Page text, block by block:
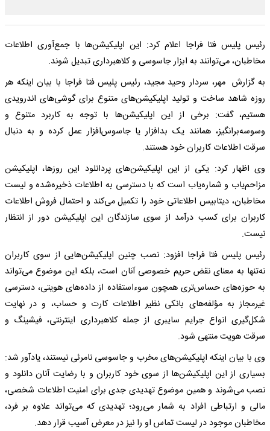
رئیس پلیس فتا فراجا اعلام کرد: این اپلیکیشن‌ها با جمع‌آوری اطلاعات
مخاطبان، می‌توانند به ابزار جاسوسی و کلاهبرداری تبدیل شوند.
به گزارش مهر، سردار وحید مجید، رئیس پلیس فتا فراجا با بیان اینکه هر
روزه شاهد ساخت و تولید اپلیکیشن‌های متنوع برای گوشی‌های اندرویدی
هستیم، گفت: برخی از این اپلیکیشن‌ها با توجه به کاربرد متنوع و
وسوسه‌برانگیز، همانند یک بدافزار یا جاسوس‌افزار عمل کرده و به دنبال
سرقت اطلاعات کاربران خود هستند.
وی اظهار کرد: یکی از این اپلیکیشن‌های پردانلود این روزها، اپلیکیشن
مزاحم‌یاب و شماره‌یاب است که با دسترسی به اطلاعات ذخیره‌شده و لیست
مخاطبان، دیتابیس اطلاعاتی خود را تکمیل می‌کند و احتمال فروش اطلاعات
کاربران برای کسب درآمد از سوی سازندگان این اپلیکیشن دور از انتظار
نیست.
رئیس پلیس فتا فراجا افزود: نصب چنین اپلیکیشن‌هایی از سوی کاربران
نه‌تنها به معنای نقض حریم خصوصی آنان است، بلکه این موضوع می‌تواند
به حوزه‌های حساس‌تری همچون سوءاستفاده از داده‌های هویتی، دسترسی
غیرمجاز به مؤلفه‌های بانکی نظیر اطلاعات کارت و حساب، و در نهایت
شکل‌گیری انواع جرایم سایبری از جمله کلاهبرداری اینترنتی، فیشینگ و
سرقت هویت منتهی شود.
وی با بیان اینکه اپلیکیشن‌های مخرب و جاسوسی نامرئی نیستند، یادآور شد:
بسیاری از این اپلیکیشن‌ها از سوی خود کاربران و با رضایت آنان دانلود و
نصب می‌شوند و همین موضوع تهدیدی جدی برای امنیت اطلاعات شخصی،
مالی و ارتباطی افراد به شمار می‌رود؛ تهدیدی که می‌تواند علاوه بر فرد،
مخاطبان موجود در لیست تماس او را نیز در معرض آسیب قرار دهد.